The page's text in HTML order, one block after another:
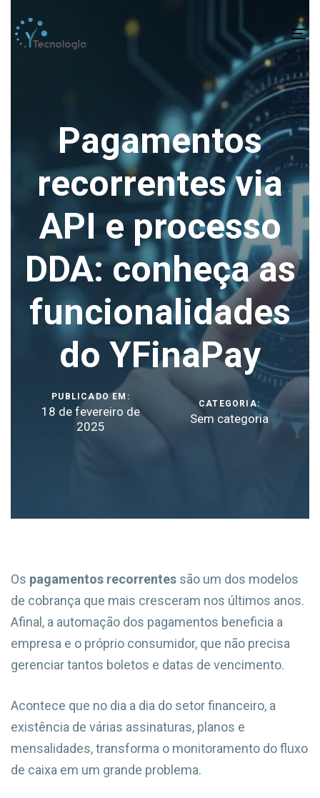
Pagamentos
recorrentes via
API e processo
DDA: conheça as
funcionalidades
do YFinaPay
PUBLICADO EM:
18 de fevereiro de
2025
CATEGORIA:
Sem categoria
Os pagamentos recorrentes são um dos modelos
de cobrança que mais cresceram nos últimos anos.
Afinal, a automação dos pagamentos beneficia a
empresa e o próprio consumidor, que não precisa
gerenciar tantos boletos e datas de vencimento.
Acontece que no dia a dia do setor financeiro, a
existência de várias assinaturas, planos e
mensalidades, transforma o monitoramento do fluxo
de caixa em um grande problema.